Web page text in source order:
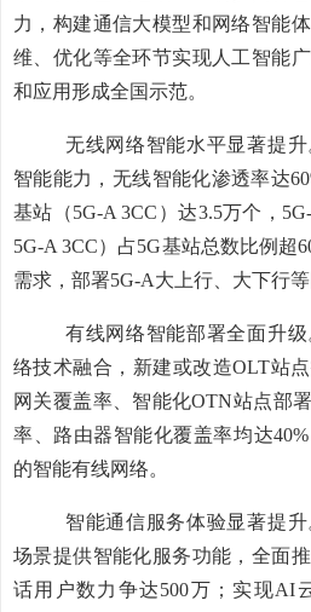
力，构建通信大模型和网络智能
维、优化等全环节实现人工智能
和应用形成全国示范。
无线网络智能水平显著提升
智能能力， 无线智能化渗透率达60
基站（5G-A 3CC ）达3.5万个，
5G-A 3CC）占5G基站总数比例超
需求，部署5G-A大上行、大下行
有线网络智能部署全面升级
络技术融合 ， 新建或改造OLT站
网关覆盖率、智能化OTN站点部
率
路由器智能化覆盖率均达40%
的智能有线网络。
智能通信服务体验显著提升
场景提供智能化服务功能，全面
话用户数力争达500万； 实现AI